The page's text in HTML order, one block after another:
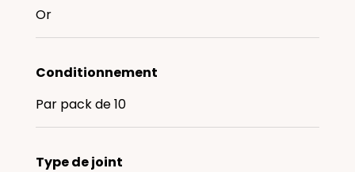
Or
Conditionnement
Par pack de 10
Type de joint